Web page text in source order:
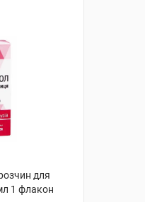
для
1 флакон